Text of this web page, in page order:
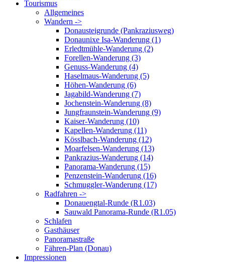
Tourismus
Allgemeines
Wandern ->
Donausteigrunde (Pankraziusweg)
Donaunixe Isa-Wanderung (1)
Erledtmühle-Wanderung (2)
Forellen-Wanderung (3)
Genuss-Wanderung (4)
Haselmaus-Wanderung (5)
Höhen-Wanderung (6)
Jagabild-Wanderung (7)
Jochenstein-Wanderung (8)
Jungfraunstein-Wanderung (9)
Kaiser-Wanderung (10)
Kapellen-Wanderung (11)
Kösslbach-Wanderung (12)
Moarfelsen-Wanderung (13)
Pankrazius-Wanderung (14)
Panorama-Wanderung (15)
Penzenstein-Wanderung (16)
Schmuggler-Wanderung (17)
Radfahren ->
Donauengtal-Runde (R1.03)
Sauwald Panorama-Runde (R1.05)
Schlafen
Gasthäuser
Panoramastraße
Fähren-Plan (Donau)
Impressionen